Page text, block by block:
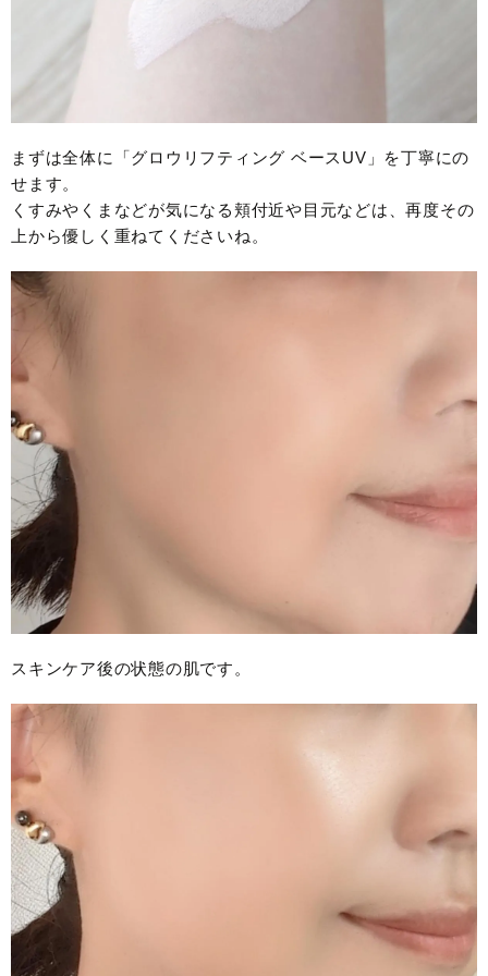
まずは全体に「グロウリフティング ベースUV」を丁寧にの
せます。
くすみやくまなどが気になる頬付近や目元などは、再度その
上から優しく重ねてくださいね。
スキンケア後の状態の肌です。